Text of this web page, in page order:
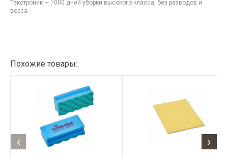
Текстроник — 1000 дней уборки высокого класса, без разводов и
ворса.
Похожие товары:
‹ ›